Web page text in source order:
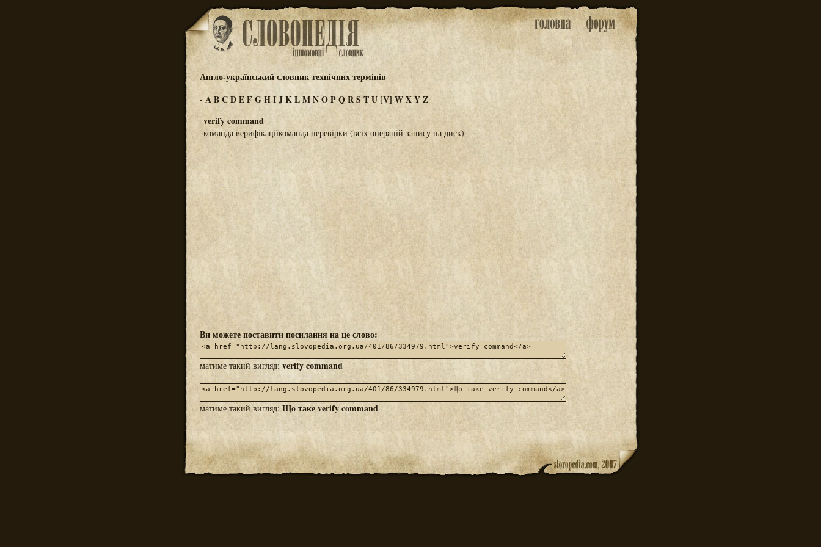
Англо-український словник технічних термінів
-ABCDEFGHIJKLMNOPQRSTU [V] WXYZ
verify command
команда верифікаціїкоманда перевірки (всіх оперaцій зaпису на диск)
Ви можете поставити посилання на це слово:
матиме такий вигляд: verify command
матиме такий вигляд:Що таке verify command